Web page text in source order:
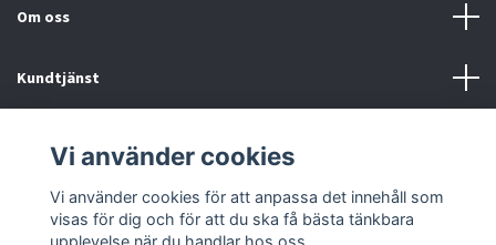
Om oss
Kundtjänst
Sociala medier
Vi använder cookies
Vi använder cookies för att anpassa det innehåll som
visas för dig och för att du ska få bästa tänkbara
upplevelse när du handlar hos oss.